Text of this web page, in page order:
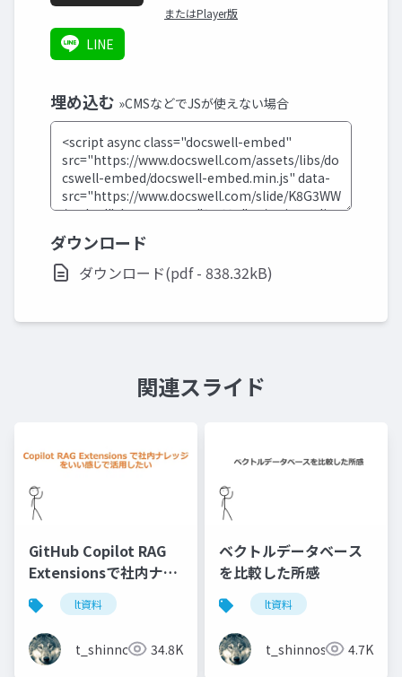
またはPlayer版
LINE
埋め込む »CMSなどでJSが使えない場合
ダウンロード
ダウンロード(pdf - 838.32kB)
関連スライド
GitHub Copilot RAG
Extensionsで社内ナレ
ッジをいい感じで活用
したい
lt資料
t_shinnosuke34.8K
ベクトルデータベース
を比較した所感
lt資料
t_shinnosuke 4.7K